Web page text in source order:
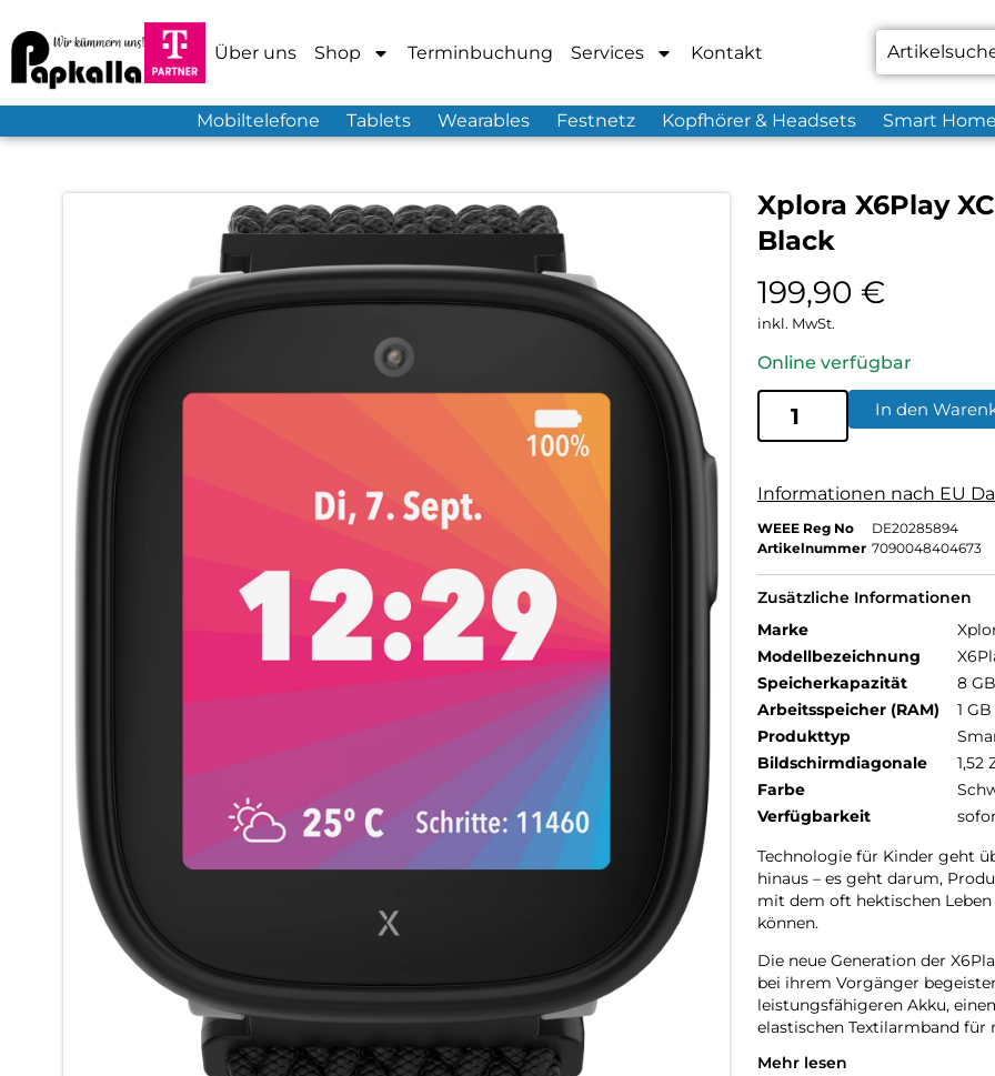
Über uns Shop Terminbuchung Services Kontakt
Mobiltelefone Tablets Wearables Festnetz Kopfhörer & Headsets Smart Home
Xplora X6Play
Black
199,90 €
inkl. MwSt.
Online verfügbar
In den
Informationen nach EU
WEEE Reg No
DE20285894
Artikelnummer 7090048404673
Zusätzliche Informationen
Marke
Modellbezeichnung
Speicherkapazität
8 GB
Arbeitsspeicher (RAM)
1 GB
Produkttyp
Bildschirmdiagonale
1,52
Farbe
Verfügbarkeit
Technologie für Kinder geht
hinaus – es geht darum,
mit dem oft hektischen
können.
Die neue Generation der
bei ihrem Vorgänger
leistungsfähigeren Akku,
elastischen Textilarmband
Das neue Design umfasst
Mehr lesen